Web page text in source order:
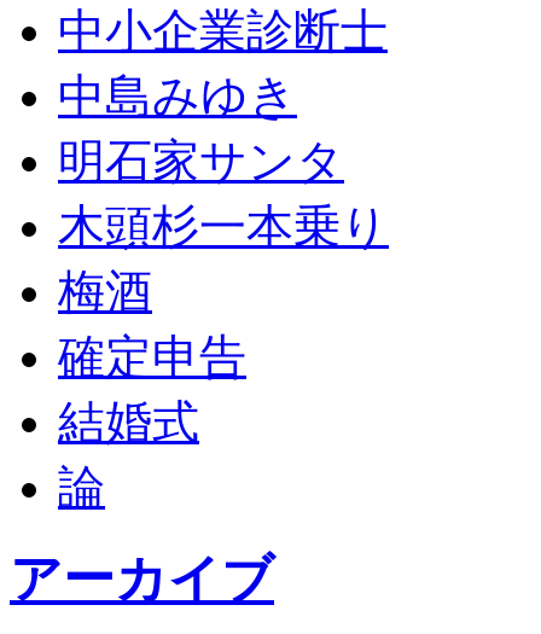
中小企業診断士
中島みゆき
明石家サンタ
木頭杉一本乗り
梅酒
確定申告
結婚式
論
アーカイブ